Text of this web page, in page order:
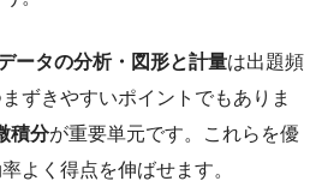
ータの分析・図形と計量は出題頻
ずきやすいポイントでもありま
積分が重要単元です。これらを優
よく得点を伸ばせます。